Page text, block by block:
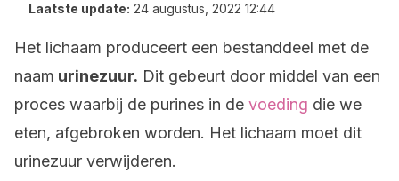
Laatste update: 24 augustus, 2022 12:44
Het lichaam produceert een bestanddeel met de
naam urinezuur. Dit gebeurt door middel van een
proces waarbij de purines in de voeding die we
eten, afgebroken worden. Het lichaam moet dit
urinezuur verwijderen.